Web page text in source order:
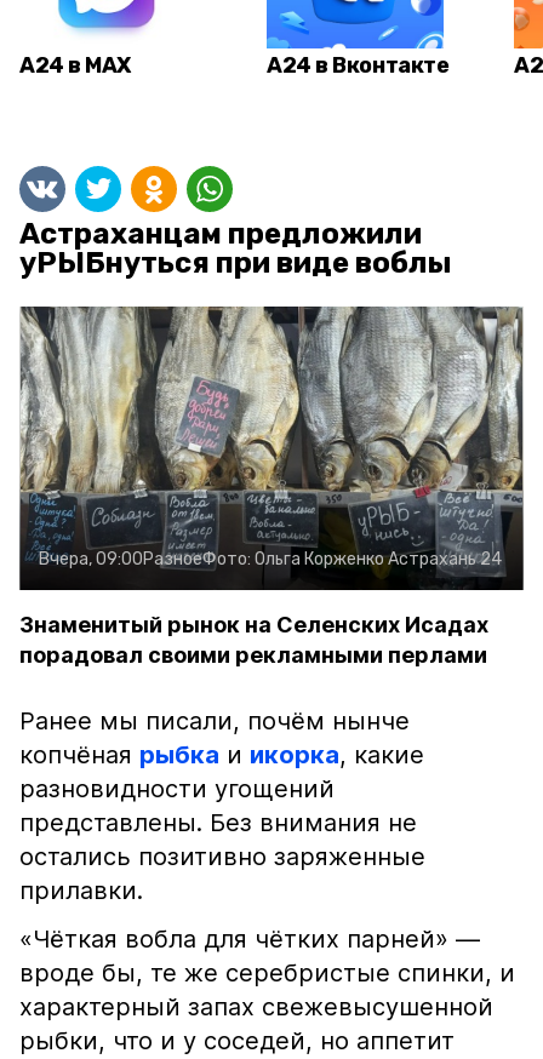
А24 в MAX А24 в Вконтакте
Астраханцам предложили
уРЫБнуться при виде воблы
Вчера, 09:00РазноеФото: Ольга КорженкоАстрахань 24
Знаменитый рынок на Селенских Исадах
порадовал своими рекламными перлами
Ранее мы писали, почём нынче
копчёная рыбка и икорка, какие
разновидности угощений
представлены. Без внимания не
остались позитивно заряженные
прилавки.
«Чёткая вобла для чётких парней» —
вроде бы, те же серебристые спинки, и
характерный запах свежевысушенной
рыбки, что и у соседей, но аппетит